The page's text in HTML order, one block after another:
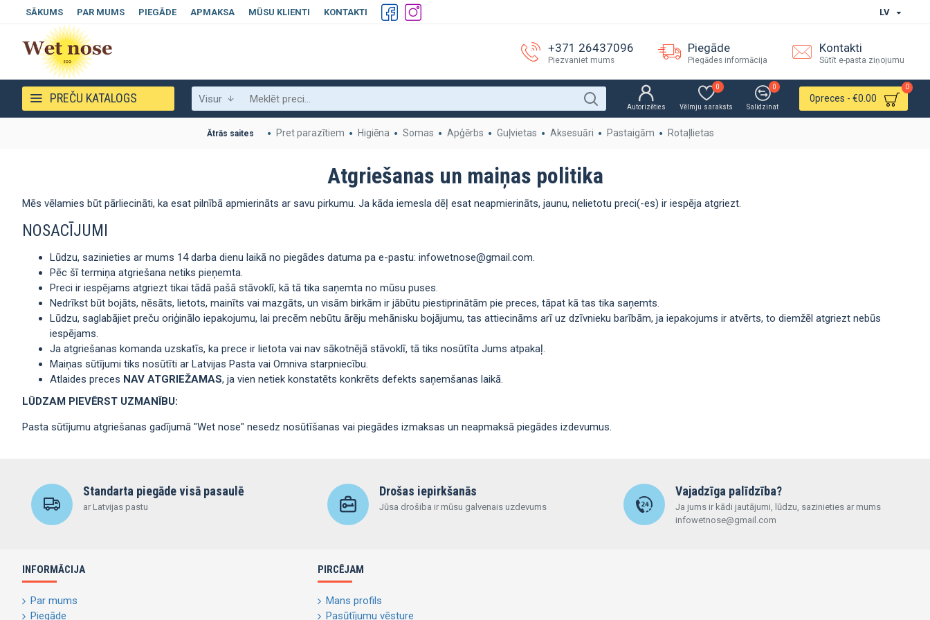
SĀKUMS PAR MUMS PIEGĀDE APMAKSA MŪSU KLIENTI KONTAKTI LV
+371 26437096
Piezvaniet mums
Piegāde
Piegādes informācija
Kontakti
Sūtīt e-pasta ziņojumu
PREČU KATALOGS Visur
Autorizēties Vēlmju saraksts
0
Salidzinat
0
0preces - €0.00
0
Ātrās saites Pret parazītiem Higiēna Somas Apģērbs Guļvietas Aksesuāri Pastaigām Rotaļlietas
Atgriešanas un maiņas politika
Mēs vēlamies būt pārliecināti, ka esat pilnībā apmierināts ar savu pirkumu. Ja kāda iemesla dēļ esat neapmierināts, jaunu, nelietotu preci(-es) ir iespēja atgriezt.
NOSACĪJUMI
Lūdzu, sazinieties ar mums 14 darba dienu laikā no piegādes datuma pa e-pastu: infowetnose@gmail.com.
Pēc šī termiņa atgriešana netiks pieņemta.
Preci ir iespējams atgriezt tikai tādā pašā stāvoklī, kā tā tika saņemta no mūsu puses.
Nedrīkst būt bojāts, nēsāts, lietots, mainīts vai mazgāts, un visām birkām ir jābūtu piestiprinātām pie preces, tāpat kā tas tika saņemts.
Lūdzu, saglabājiet preču oriģinālo iepakojumu, lai precēm nebūtu ārēju mehānisku bojājumu, tas attiecināms arī uz dzīvnieku barībām, ja iepakojums ir atvērts, to diemžēl atgriezt nebūs
iespējams.
Ja atgriešanas komanda uzskatīs, ka prece ir lietota vai nav sākotnējā stāvoklī, tā tiks nosūtīta Jums atpakaļ.
Maiņas sūtījumi tiks nosūtīti ar Latvijas Pasta vai Omniva starpniecību.
Atlaides preces NAV ATGRIEŽAMAS, ja vien netiek konstatēts konkrēts defekts saņemšanas laikā.
LŪDZAM PIEVĒRST UZMANĪBU:
Pasta sūtījumu atgriešanas gadījumā "Wet nose" nesedz nosūtīšanas vai piegādes izmaksas un neapmaksā piegādes izdevumus.
Standarta piegāde visā pasaulē
ar Latvijas pastu
Drošas iepirkšanās
Jūsa drošiba ir mūsu galvenais uzdevums
Vajadzīga palīdzība?
Ja jums ir kādi jautājumi, lūdzu, sazinieties ar mums
infowetnose@gmail.com
INFORMĀCIJA
Par mums
Piegāde
PIRCĒJAM
Mans profils
Pasūtījumu vēsture